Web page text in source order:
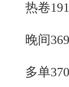
热卷
晚间
多单